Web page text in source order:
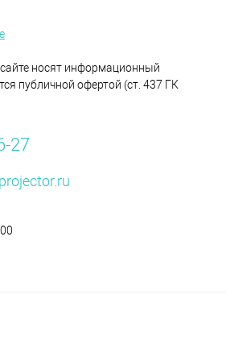
носят информационный
публичной офертой (ст. 437 ГК
27